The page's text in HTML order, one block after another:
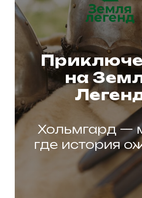
на
Хольмгард —
где история